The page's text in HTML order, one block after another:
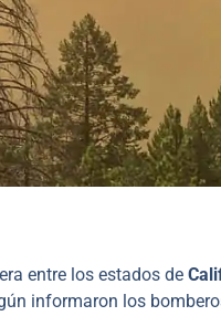
entre los estados de
informaron los